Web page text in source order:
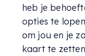
heb je
opties te
om jou en je
kaart te